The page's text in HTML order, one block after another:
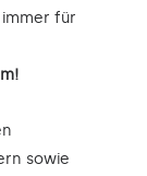
für
sowie